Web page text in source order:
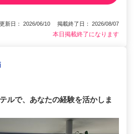
更新日： 2026/06/10 掲載終了日： 2026/08/07
本日掲載終了になります
ルで、あなたの経験を活かしま